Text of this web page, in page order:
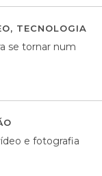
, TECNOLOGIA
se tornar num
e fotografia